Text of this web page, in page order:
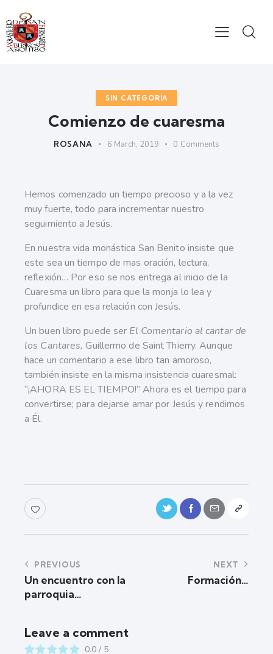
SIN CATEGORÍA
Comienzo de cuaresma
ROSANA 6 March, 2019 0 Comments
Hemos comenzado un tiempo precioso y a la vez
muy fuerte, todo para incrementar nuestro
seguimiento a Jesús.
En nuestra vida monástica San Benito insiste que
este sea un tiempo de mas oración, lectura,
reflexión… Por eso se nos entrega al inicio de la
Cuaresma un libro para que la monja lo lea y
profundice en esa relación con Jesús.
Un buen libro puede ser El Comentario al cantar de
los Cantares,Guillermo de Saint Thierry. Aunque
hace un comentario a ese libro tan amoroso,
también insiste en la misma insistencia cuaresmal:
“¡AHORA ES EL TIEMPO!” Ahora es el tiempo para
convertirse; para dejarse amar por Jesús y rendirnos
a Él.
PREVIOUS
Un encuentro con la
parroquia…
NEXT
Formación…
Leave a comment
0.0 / 5